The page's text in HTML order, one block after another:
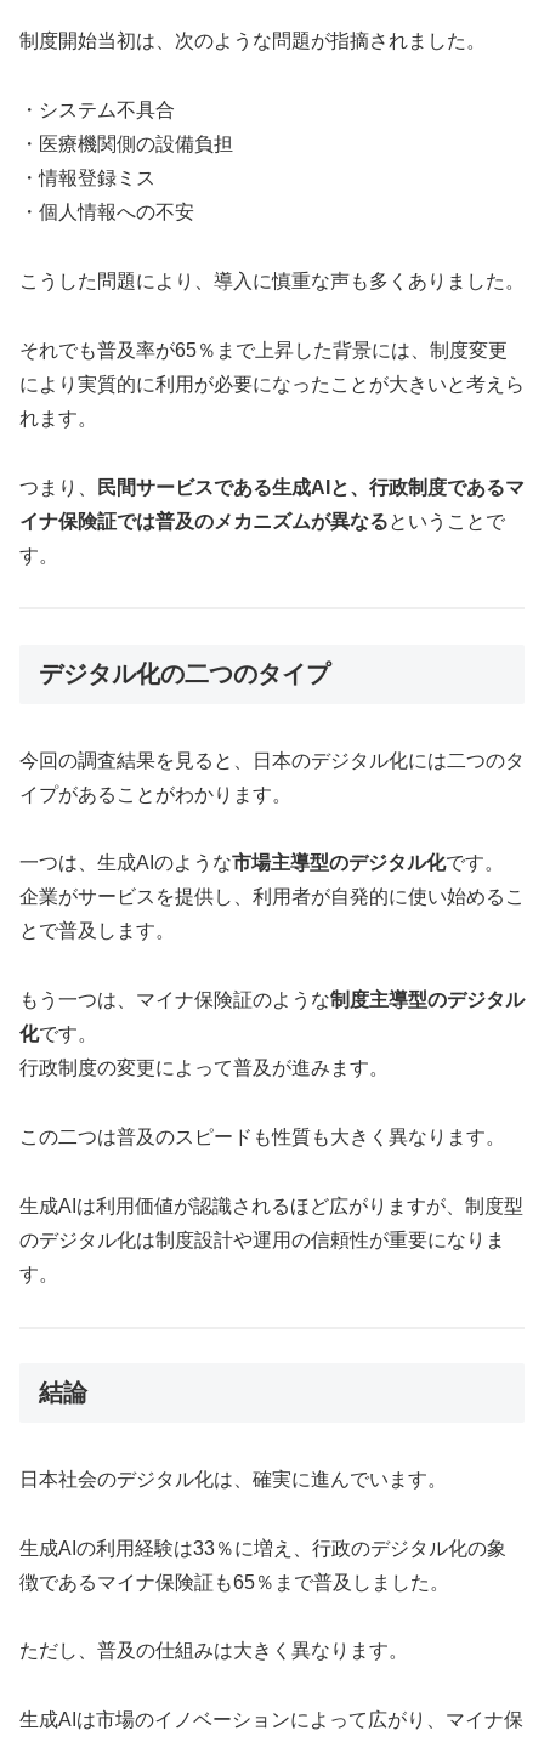
制度開始当初は、次のような問題が指摘されました。
・システム不具合
・医療機関側の設備負担
・情報登録ミス
・個人情報への不安
こうした問題により、導入に慎重な声も多くありました。
それでも普及率が65％まで上昇した背景には、制度変更
により実質的に利用が必要になったことが大きいと考えら
れます。
つまり、
民間サービスである生成AIと、行政制度であるマ
イナ保険証では普及のメカニズムが異なるということで
す。
デジタル化の二つのタイプ
今回の調査結果を見ると、日本のデジタル化には二つのタ
イプがあることがわかります。
一つは、生成AIのような市場主導型のデジタル化です。
企業がサービスを提供し、利用者が自発的に使い始めるこ
とで普及します。
もう一つは、マイナ保険証のような制度主導型のデジタル
化です。
行政制度の変更によって普及が進みます。
この二つは普及のスピードも性質も大きく異なります。
生成AIは利用価値が認識されるほど広がりますが、制度型
のデジタル化は制度設計や運用の信頼性が重要になりま
す。
結論
日本社会のデジタル化は、確実に進んでいます。
生成AIの利用経験は33％に増え、行政のデジタル化の象
徴であるマイナ保険証も65％まで普及しました。
ただし、普及の仕組みは大きく異なります。
生成AIは市場のイノベーションによって広がり、マイナ保